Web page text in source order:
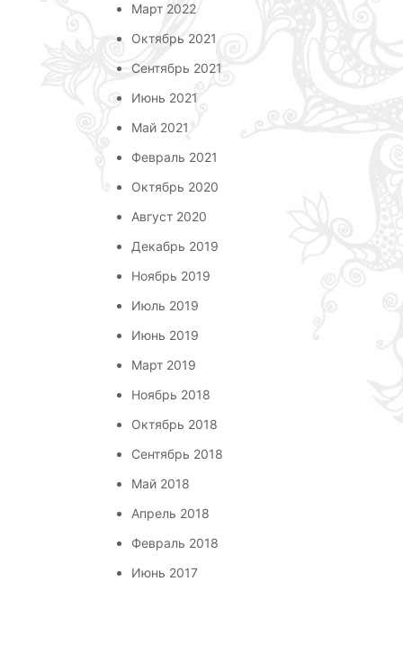
Март 2022
Октябрь 2021
Сентябрь 2021
Июнь 2021
Май 2021
Февраль 2021
Октябрь 2020
Август 2020
Декабрь 2019
Ноябрь 2019
Июль 2019
Июнь 2019
Март 2019
Ноябрь 2018
Октябрь 2018
Сентябрь 2018
Май 2018
Апрель 2018
Февраль 2018
Июнь 2017